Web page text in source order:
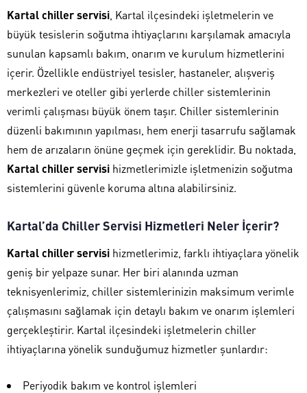
Kartal chiller servisi , Kartal ilçesindeki işletmelerin ve
büyük tesislerin soğutma ihtiyaçlarını karşılamak amacıyla
sunulan kapsamlı bakım, onarım ve kurulum hizmetlerini
içerir. Özellikle endüstriyel tesisler, hastaneler, alışveriş
merkezleri ve oteller gibi yerlerde chiller sistemlerinin
verimli çalışması büyük önem taşır. Chiller sistemlerinin
düzenli bakımının yapılması, hem enerji tasarrufu sağlamak
hem de arızaların önüne geçmek için gereklidir. Bu noktada,
Kartal chiller servisi hizmetlerimizle işletmenizin soğutma
sistemlerini güvenle koruma altına alabilirsiniz.
Kartal’da Chiller Servisi Hizmetleri Neler İçerir?
Kartal chiller servisi hizmetlerimiz, farklı ihtiyaçlara yönelik
geniş bir yelpaze sunar. Her biri alanında uzman
teknisyenlerimiz, chiller sistemlerinizin maksimum verimle
çalışmasını sağlamak için detaylı bakım ve onarım işlemleri
gerçekleştirir. Kartal ilçesindeki işletmelerin chiller
ihtiyaçlarına yönelik sunduğumuz hizmetler şunlardır:
Periyodik bakım ve kontrol işlemleri